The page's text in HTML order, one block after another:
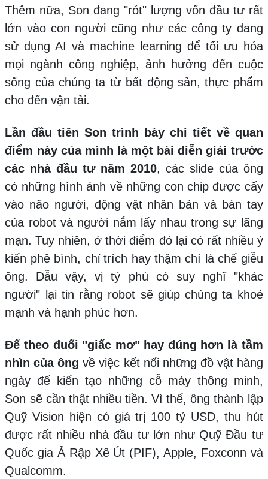
Thêm nữa, Son đang "rót" lượng vốn đầu tư rất
lớn vào con người cũng như các công ty đang
sử dụng AI và machine learning để tối ưu hóa
mọi ngành công nghiệp, ảnh hưởng đến cuộc
sống của chúng ta từ bất động sản, thực phẩm
cho đến vận tải.
Lần đầu tiên Son trình bày chi tiết về quan
điểm này của mình là một bài diễn giải trước
các nhà đầu tư năm 2010, các slide của ông
có những hình ảnh về những con chip được cấy
vào não người, động vật nhân bản và bàn tay
của robot và người nắm lấy nhau trong sự lãng
mạn. Tuy nhiên, ở thời điểm đó lại có rất nhiều ý
kiến phê bình, chỉ trích hay thậm chí là chế giễu
ông. Dẫu vậy, vị tỷ phú có suy nghĩ "khác
người" lại tin rằng robot sẽ giúp chúng ta khoẻ
mạnh và hạnh phúc hơn.
Để theo đuổi "giấc mơ" hay đúng hơn là tầm
nhìn của ông về việc kết nối những đồ vật hàng
ngày để kiến tạo những cỗ máy thông minh,
Son sẽ cần thật nhiều tiền. Vì thế, ông thành lập
Quỹ Vision hiện có giá trị 100 tỷ USD, thu hút
được rất nhiều nhà đầu tư lớn như Quỹ Đầu tư
Quốc gia Ả Rập Xê Út (PIF), Apple, Foxconn và
Qualcomm.